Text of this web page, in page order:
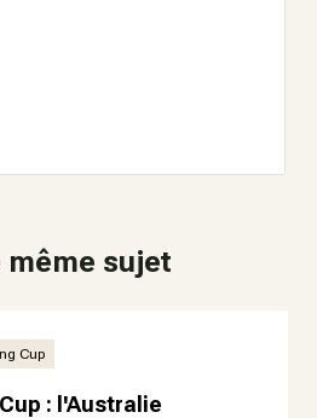
même sujet
Cup
: l'Australie